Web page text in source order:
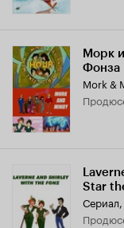
Морк
Фонза
Star
Сериал,